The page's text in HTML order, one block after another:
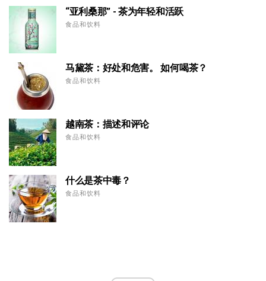
“亚利桑那” - 茶为年轻和活跃
食品和饮料
马黛茶：好处和危害。 如何喝茶？
食品和饮料
越南茶：描述和评论
食品和饮料
什么是茶中毒？
食品和饮料